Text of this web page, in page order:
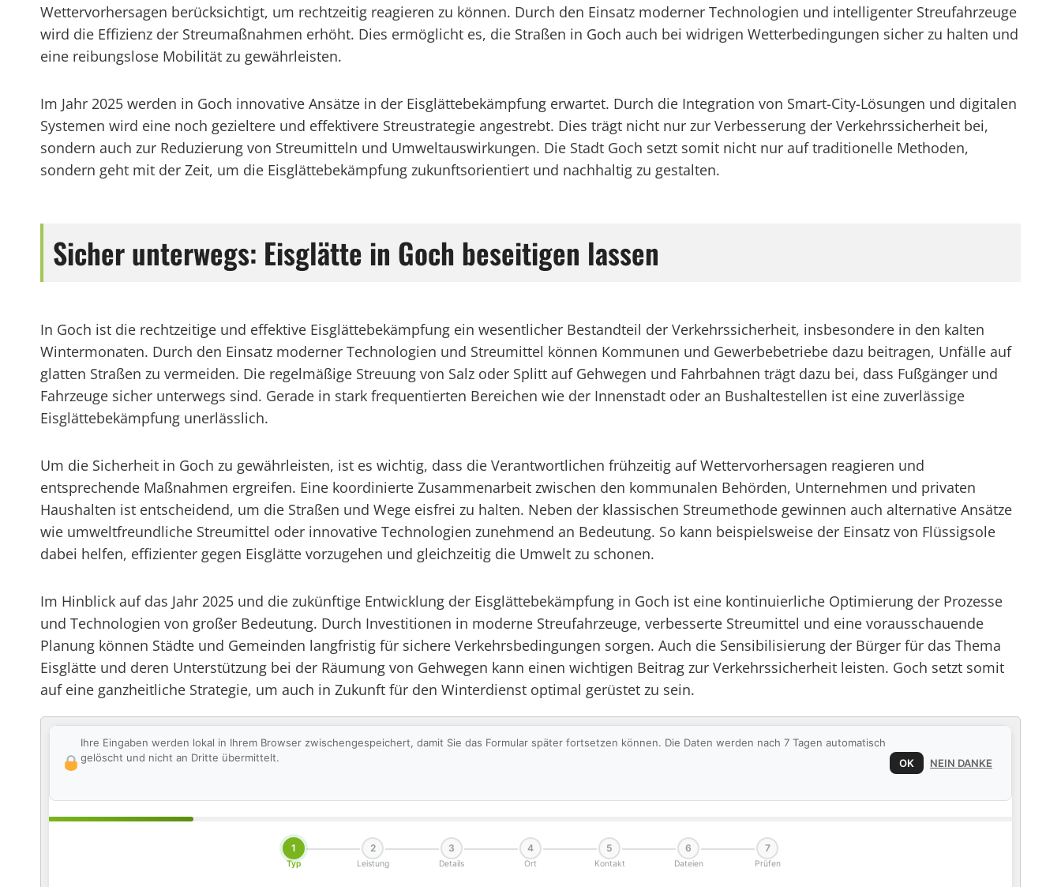
Wettervorhersagen berücksichtigt, um rechtzeitig reagieren zu können. Durch den Einsatz moderner Technologien und intelligenter Streufahrzeuge
wird die Effizienz der Streumaßnahmen erhöht. Dies ermöglicht es, die Straßen in Goch auch bei widrigen Wetterbedingungen sicher zu halten und
eine reibungslose Mobilität zu gewährleisten.
Im Jahr 2025 werden in Goch innovative Ansätze in der Eisglättebekämpfung erwartet. Durch die Integration von Smart-City-Lösungen und digitalen
Systemen wird eine noch gezieltere und effektivere Streustrategie angestrebt. Dies trägt nicht nur zur Verbesserung der Verkehrssicherheit bei,
sondern auch zur Reduzierung von Streumitteln und Umweltauswirkungen. Die Stadt Goch setzt somit nicht nur auf traditionelle Methoden,
sondern geht mit der Zeit, um die Eisglättebekämpfung zukunftsorientiert und nachhaltig zu gestalten.
Sicher unterwegs: Eisglätte in Goch beseitigen lassen
In Goch ist die rechtzeitige und effektive Eisglättebekämpfung ein wesentlicher Bestandteil der Verkehrssicherheit, insbesondere in den kalten
Wintermonaten. Durch den Einsatz moderner Technologien und Streumittel können Kommunen und Gewerbebetriebe dazu beitragen, Unfälle auf
glatten Straßen zu vermeiden. Die regelmäßige Streuung von Salz oder Splitt auf Gehwegen und Fahrbahnen trägt dazu bei, dass Fußgänger und
Fahrzeuge sicher unterwegs sind. Gerade in stark frequentierten Bereichen wie der Innenstadt oder an Bushaltestellen ist eine zuverlässige
Eisglättebekämpfung unerlässlich.
Um die Sicherheit in Goch zu gewährleisten, ist es wichtig, dass die Verantwortlichen frühzeitig auf Wettervorhersagen reagieren und
entsprechende Maßnahmen ergreifen. Eine koordinierte Zusammenarbeit zwischen den kommunalen Behörden, Unternehmen und privaten
Haushalten ist entscheidend, um die Straßen und Wege eisfrei zu halten. Neben der klassischen Streumethode gewinnen auch alternative Ansätze
wie umweltfreundliche Streumittel oder innovative Technologien zunehmend an Bedeutung. So kann beispielsweise der Einsatz von Flüssigsole
dabei helfen, effizienter gegen Eisglätte vorzugehen und gleichzeitig die Umwelt zu schonen.
Im Hinblick auf das Jahr 2025 und die zukünftige Entwicklung der Eisglättebekämpfung in Goch ist eine kontinuierliche Optimierung der Prozesse
und Technologien von großer Bedeutung. Durch Investitionen in moderne Streufahrzeuge, verbesserte Streumittel und eine vorausschauende
Planung können Städte und Gemeinden langfristig für sichere Verkehrsbedingungen sorgen. Auch die Sensibilisierung der Bürger für das Thema
Eisglätte und deren Unterstützung bei der Räumung von Gehwegen kann einen wichtigen Beitrag zur Verkehrssicherheit leisten. Goch setzt somit
auf eine ganzheitliche Strategie, um auch in Zukunft für den Winterdienst optimal gerüstet zu sein.
Ihre Eingaben werden lokal in Ihrem Browser zwischengespeichert, damit Sie das Formular später fortsetzen können. Die Daten werden nach 7 Tagen automatisch
gelöscht und nicht an Dritte übermittelt.
OK NEIN DANKE
1
Typ
2
Leistung
3
Details
4
Ort
5
Kontakt
6
Dateien
7
Prüfen